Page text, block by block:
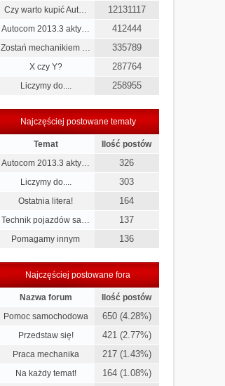
Czy warto kupić Aut…
12131117
Autocom 2013.3 akty… 412444
Zostań mechanikiem … 335789
X czy Y? 287764
Liczymy do.... 258955
Najczęściej postowane tematy
Temat
Ilość postów
Autocom 2013.3 akty…
326
Liczymy do.... 303
Ostatnia litera! 164
Technik pojazdów sa… 137
Pomagamy innym 136
Najczęściej postowane fora
Nazwa forum
Ilość postów
Pomoc samochodowa
650 (4.28%)
Przedstaw się! 421 (2.77%)
Praca mechanika 217 (1.43%)
Na każdy temat! 164 (1.08%)